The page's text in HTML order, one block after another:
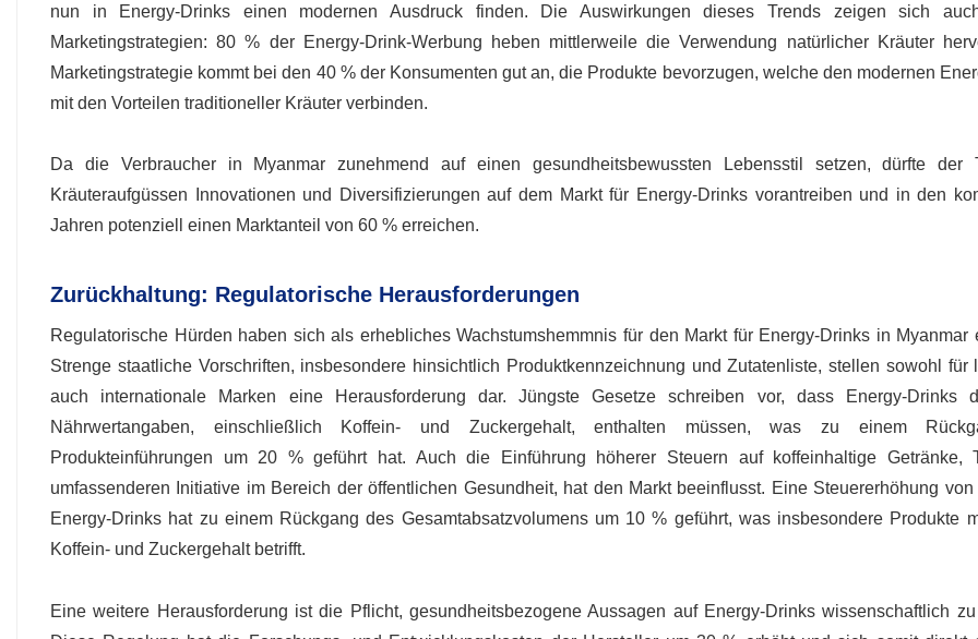
nun in Energy-Drinks einen modernen Ausdruck finden. Die Auswirkungen dieses Trends zeigen sich
Marketingstrategien: 80 % der Energy-Drink-Werbung heben mittlerweile die Verwendung natürlicher Kräuter
Marketingstrategie kommt bei den 40 % der Konsumenten gut an, die Produkte bevorzugen, welche den modernen
mit den Vorteilen traditioneller Kräuter verbinden.
Da die Verbraucher in Myanmar zunehmend auf einen gesundheitsbewussten Lebensstil setzen, dürfte der
Kräuteraufgüssen Innovationen und Diversifizierungen auf dem Markt für Energy-Drinks vorantreiben und in den
Jahren potenziell einen Marktanteil von 60 % erreichen.
Zurückhaltung: Regulatorische Herausforderungen
Regulatorische Hürden haben sich als erhebliches Wachstumshemmnis für den Markt für Energy-Drinks in Myanmar
Strenge staatliche Vorschriften, insbesondere hinsichtlich Produktkennzeichnung und Zutatenliste, stellen sowohl für
auch internationale Marken eine Herausforderung dar. Jüngste Gesetze schreiben vor, dass Energy-Drinks
Nährwertangaben, einschließlich Koffein- und Zuckergehalt, enthalten müssen, was zu einem
Produkteinführungen um 20 % geführt hat. Auch die Einführung höherer Steuern auf koffeinhaltige Getränke,
umfassenderen Initiative im Bereich der öffentlichen Gesundheit, hat den Markt beeinflusst. Eine Steuererhöhung
Energy-Drinks hat zu einem Rückgang des Gesamtabsatzvolumens um 10 % geführt, was insbesondere Produkte
Koffein- und Zuckergehalt betrifft.
Eine weitere Herausforderung ist die Pflicht, gesundheitsbezogene Aussagen auf Energy-Drinks wissenschaftlich